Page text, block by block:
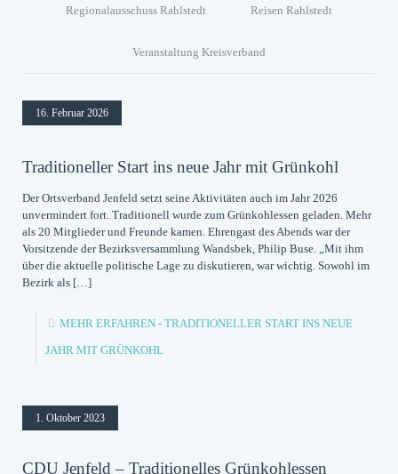
Regionalausschuss Rahlstedt Reisen Rahlstedt
Veranstaltung Kreisverband
16. Februar 2026
Traditioneller Start ins neue Jahr mit Grünkohl
Der Ortsverband Jenfeld setzt seine Aktivitäten auch im Jahr 2026
unvermindert fort. Traditionell wurde zum Grünkohlessen geladen. Mehr
als 20 Mitglieder und Freunde kamen. Ehrengast des Abends war der
Vorsitzende der Bezirksversammlung Wandsbek, Philip Buse. „Mit ihm
über die aktuelle politische Lage zu diskutieren, war wichtig. Sowohl im
Bezirk als […]
MEHR ERFAHREN - TRADITIONELLER START INS NEUE
JAHR MIT GRÜNKOHL
1. Oktober 2023
CDU Jenfeld – Traditionelles Grünkohlessen